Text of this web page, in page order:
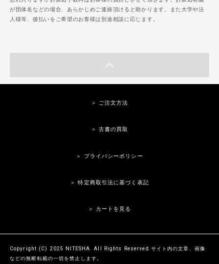
が団体名などの場合、あらかじめご連絡頂けると助かります。また大学や法
人様等、後払いをご希望のお客様は別途相談に応じます。
＞ ご注文方法
＞ 古書の買取
＞ プライバシーポリシー
＞ 特定商取引法に基づく表記
＞ カートを見る
Copyright (C) 2025 NITESHA. All Rights Reserved.サイト内の文章、画像
などの無断転載の一切を禁止します。